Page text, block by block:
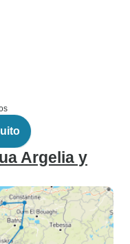
Argelia y